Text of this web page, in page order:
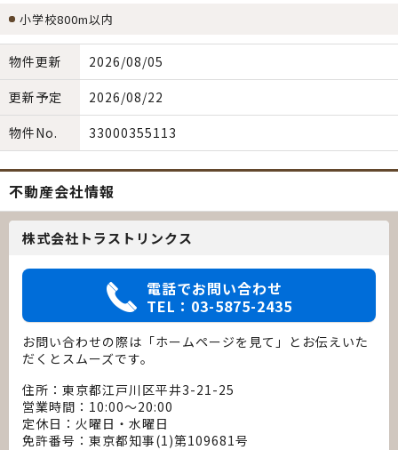
小学校800m以内
物件更新
2026/08/05
更新予定
2026/08/22
物件No.
33000355113
不動産会社情報
株式会社トラストリンクス
電話でお問い合わせ
TEL：03-5875-2435
お問い合わせの際は「ホームページを見て」とお伝えいた
だくとスムーズです。
住所：東京都江戸川区平井3-21-25
営業時間：10:00～20:00
定休日：火曜日・水曜日
免許番号：東京都知事(1)第109681号